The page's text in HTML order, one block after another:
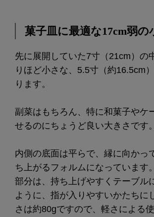
菓子皿に最適な17cm弱の
先に展開していた7寸（21cm）の
りほど小さな、5.5寸（約16.5cm
ります。
副菜はもちろん、特に和菓子やケ
せるのにちょうど良い大きさです。
内側の底面は平らで、縁に向かっ
ち上がるフォルムになっています
部分は、持ち上げやすくテーブル
ように、指が入りやすいかたちに
さは約80gですので、軽さによる